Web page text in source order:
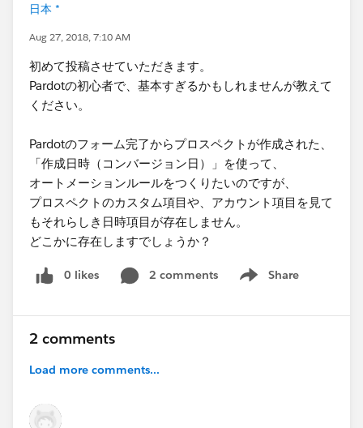
日本 *
Aug 27, 2018, 7:10 AM
初めて投稿させていただきます。
Pardotの初心者で、基本すぎるかもしれませんが教えて
ください。
Pardotのフォーム完了からプロスペクトが作成された、
「作成日時（コンバージョン日）」を使って、
オートメーションルールをつくりたいのですが、
プロスペクトのカスタム項目や、アカウント項目を見て
もそれらしき日時項目が存在しません。
どこかに存在しますでしょうか？
0 likes 2 comments Share
Show menu
2 comments
Load more comments...